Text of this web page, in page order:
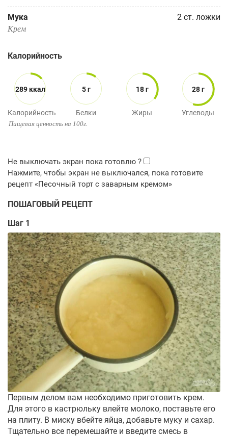
Мука 2 ст. ложки
Крем
Калорийность
289 ккал
Калорийность
5 г
Белки
18 г
Жиры
28 г
Углеводы
Пищевая ценность на 100г.
ПОШАГОВЫЙ РЕЦЕПТ
Шаг 1
Первым делом вам необходимо приготовить крем.
Для этого в кастрюльку влейте молоко, поставьте его
на плиту. В миску вбейте яйца, добавьте муку и сахар.
Тщательно все перемешайте и введите смесь в